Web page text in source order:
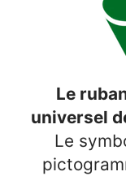
Le
universel
Le